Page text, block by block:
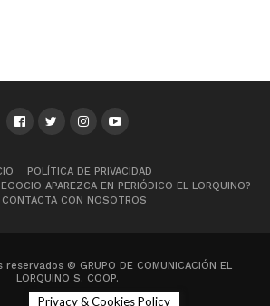
POLÍTICA DE PRIVACIDAD
APAREZCA EN PERIÓDICO EL LORQUINO?
CONTACTA CON NOSOTROS
© GRUPO DE COMUNICACIÓN EL
LORQUINO S. COOP.
Privacy & Cookies Policy